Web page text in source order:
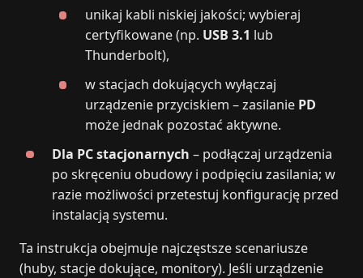
unikaj kabli niskiej jakości; wybieraj
certyfikowane (np. USB 3.1 lub
Thunderbolt),
w stacjach dokujących wyłączaj
urządzenie przyciskiem – zasilanie PD
może jednak pozostać aktywne.
Dla PC stacjonarnych – podłączaj urządzenia
po skręceniu obudowy i podpięciu zasilania; w
razie możliwości przetestuj konfigurację przed
instalacją systemu.
Ta instrukcja obejmuje najczęstsze scenariusze
(huby, stacje dokujące, monitory). Jeśli urządzenie